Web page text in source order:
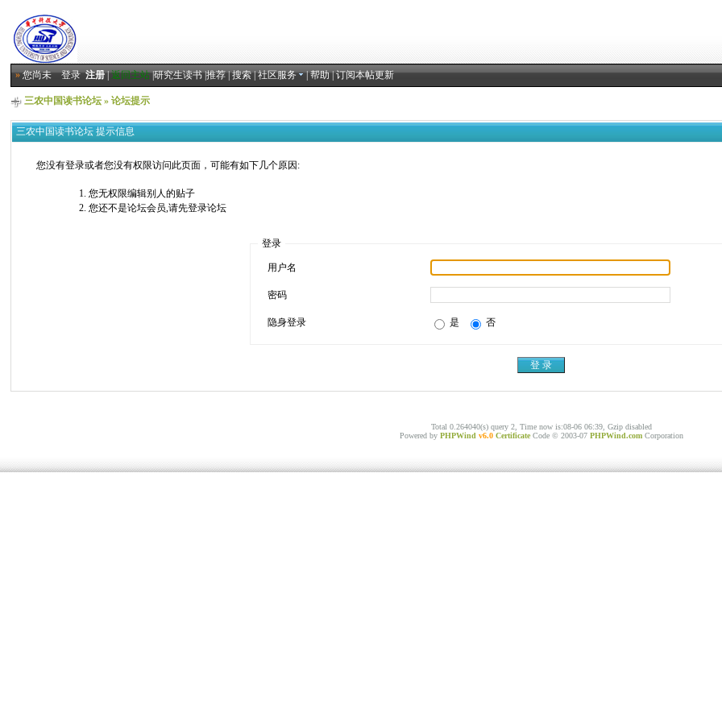
»您尚未登录 注册|返回主站|研究生读书|推荐|搜索|社区服务 |帮助|订阅本帖更新
三农中国读书论坛 » 论坛提示
三农中国读书论坛 提示信息
您没有登录或者您没有权限访问此页面，可能有如下几个原因:
您无权限编辑别人的贴子
您还不是论坛会员,请先登录论坛
登录
用户名
密码
隐身登录 是 否
Total 0.264040(s) query 2, Time now is:08-06 06:39, Gzip disabled
Powered by PHPWind v6.0 Certificate Code © 2003-07 PHPWind.com Corporation